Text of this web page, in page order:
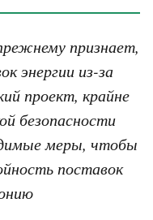
признает,
энергии из-за
проект, крайне
безопасности
меры, чтобы
поставок